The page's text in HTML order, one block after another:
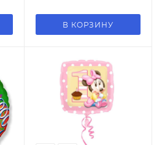
В КОРЗИНУ